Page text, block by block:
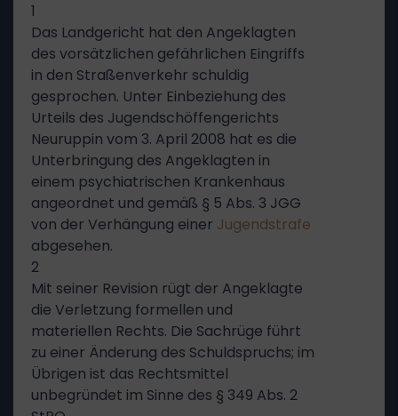
1
Das Landgericht hat den Angeklagten
des vorsätzlichen gefährlichen Eingriffs
in den Straßenverkehr schuldig
gesprochen. Unter Einbeziehung des
Urteils des Jugendschöffengerichts
Neuruppin vom 3. April 2008 hat es die
Unterbringung des Angeklagten in
einem psychiatrischen Krankenhaus
angeordnet und gemäß § 5 Abs. 3 JGG
von der Verhängung einer Jugendstrafe
abgesehen.
2
Mit seiner Revision rügt der Angeklagte
die Verletzung formellen und
materiellen Rechts. Die Sachrüge führt
zu einer Änderung des Schuldspruchs; im
Übrigen ist das Rechtsmittel
unbegründet im Sinne des § 349 Abs. 2